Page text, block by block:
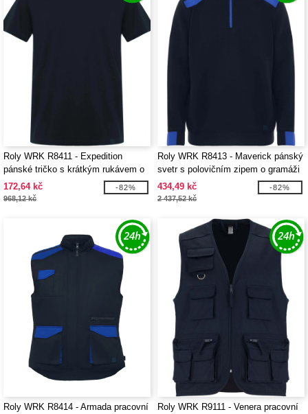
Roly WRK R8411 - Expedition
pánské tričko s krátkým rukávem o
gramáži 160 g/m2
172,64 kč
968,12 kč
-82%
Roly WRK R8413 - Maverick pánský
svetr s polovičním zipem o gramáži
280 g/m2
434,49 kč
2 437,52 kč
-82%
Roly WRK R8414 - Armada pracovní
Roly WRK R9111 - Venera pracovní